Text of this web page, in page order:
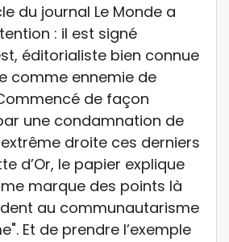
du journal Le Monde a
: il est signé
éditorialiste bien connue
comme ennemie de
de façon
une condamnation de
droite ces derniers
d’Or, le papier explique
marque des points là
au communautarisme
Et de prendre l’exemple